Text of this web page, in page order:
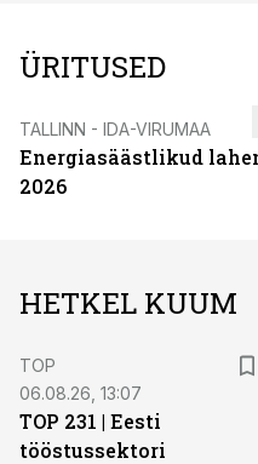
ÜRITUSED
TALLINN - IDA-VIRUMAA
Energiasäästlikud
2026
HETKEL KUUM
TOP
06.08.26, 13:07
TOP 231 | Eesti
tööstussektori